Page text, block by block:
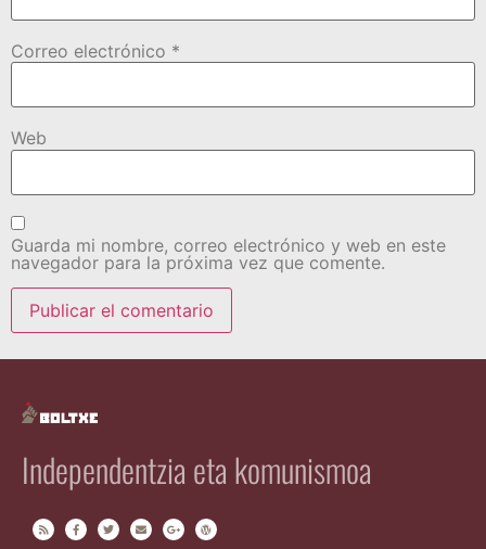
Correo electrónico *
Web
Guarda mi nombre, correo electrónico y web en este
navegador para la próxima vez que comente.
Independentzia eta komunismoa